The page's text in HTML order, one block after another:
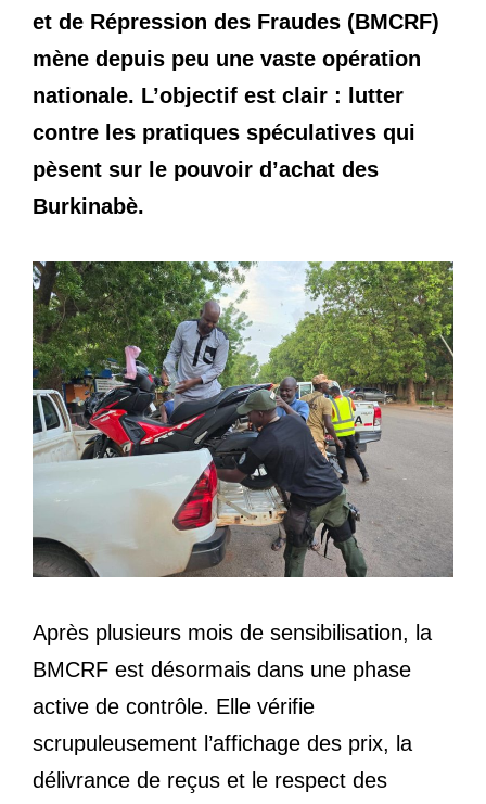
et de Répression des Fraudes (BMCRF)
mène depuis peu une vaste opération
nationale. L’objectif est clair : lutter
contre les pratiques spéculatives qui
pèsent sur le pouvoir d’achat des
Burkinabè.
Après plusieurs mois de sensibilisation, la
BMCRF est désormais dans une phase
active de contrôle. Elle vérifie
scrupuleusement l’affichage des prix, la
délivrance de reçus et le respect des